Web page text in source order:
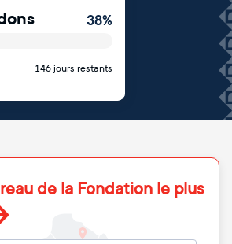
38%
146 jours restants
de la Fondation le plus